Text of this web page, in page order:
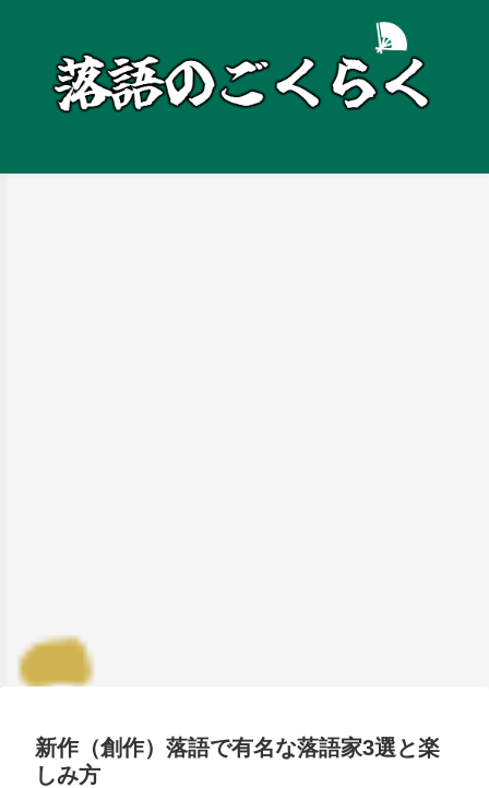
新作（創作）落語で有名な落語家3選と楽
しみ方